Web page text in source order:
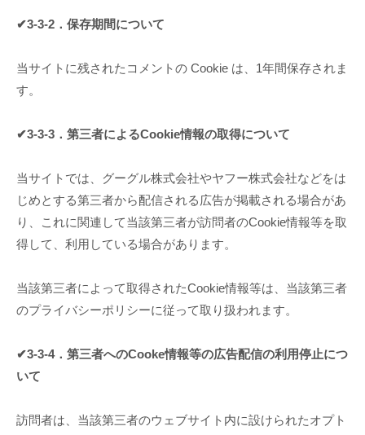
✔3-3-2．保存期間について
当サイトに残されたコメントの Cookie は、1年間保存されま
す。
✔3-3-3．第三者によるCookie情報の取得について
当サイトでは、グーグル株式会社やヤフー株式会社などをは
じめとする第三者から配信される広告が掲載される場合があ
り、これに関連して当該第三者が訪問者のCookie情報等を取
得して、利用している場合があります。
当該第三者によって取得されたCookie情報等は、当該第三者
のプライバシーポリシーに従って取り扱われます。
✔3-3-4．第三者へのCooke情報等の広告配信の利用停止につ
いて
訪問者は、当該第三者のウェブサイト内に設けられたオプト